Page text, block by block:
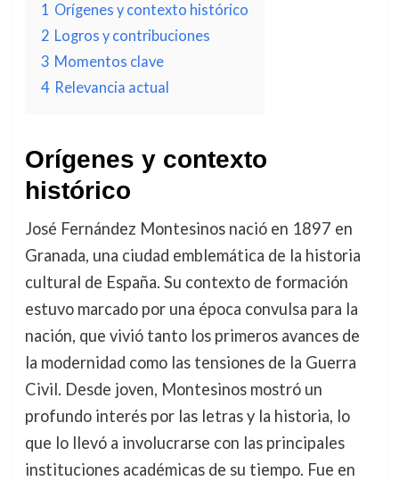
1 Orígenes y contexto histórico
2 Logros y contribuciones
3 Momentos clave
4 Relevancia actual
Orígenes y contexto
histórico
José Fernández Montesinos nació en 1897 en
Granada, una ciudad emblemática de la historia
cultural de España. Su contexto de formación
estuvo marcado por una época convulsa para la
nación, que vivió tanto los primeros avances de
la modernidad como las tensiones de la Guerra
Civil. Desde joven, Montesinos mostró un
profundo interés por las letras y la historia, lo
que lo llevó a involucrarse con las principales
instituciones académicas de su tiempo. Fue en